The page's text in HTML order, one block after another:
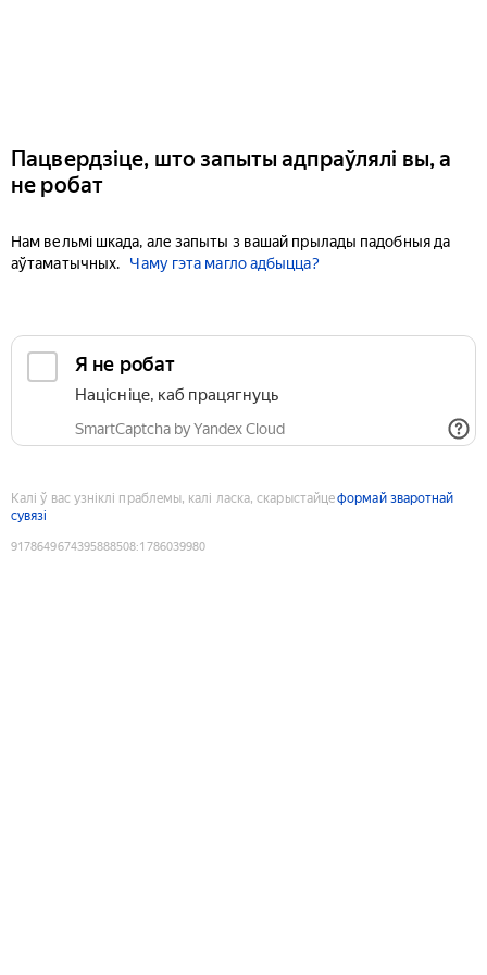
Пацвердзіце, што запыты адпраўлялі вы, а
не робат
Нам вельмі шкада, але запыты з вашай прылады падобныя да
аўтаматычных.
Чаму гэта магло адбыцца?
Я не робат
Націсніце, каб працягнуць
SmartCaptcha by Yandex Cloud
Калі ў вас узніклі праблемы, калі ласка, скарыстайцеформай зваротнай
сувязі
9178649674395888508:1786039980